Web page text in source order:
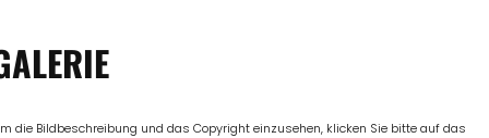
die Bildbeschreibung und das Copyright einzusehen, klicken Sie bitte auf das